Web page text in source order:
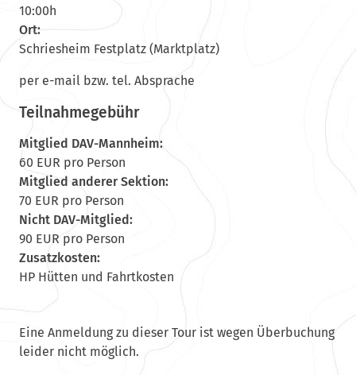
10:00h
Ort:
Schriesheim Festplatz (Marktplatz)
per e-mail bzw. tel. Absprache
Teilnahmegebühr
Mitglied DAV-Mannheim:
60 EUR pro Person
Mitglied anderer Sektion:
70 EUR pro Person
Nicht DAV-Mitglied:
90 EUR pro Person
Zusatzkosten:
HP Hütten und Fahrtkosten
Eine Anmeldung zu dieser Tour ist wegen Überbuchung
leider nicht möglich.